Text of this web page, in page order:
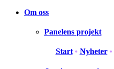
Om oss
Panelens projekt
Start • Nyheter •